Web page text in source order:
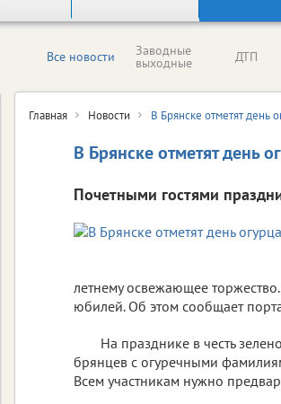
Все новости Заводные
выходные ДТП
Главная Новости В Брянске отметят день
В Брянске отметят день
Почетными гостями
летнему освежающее
юбилей. Об этом сообщает
На празднике в честь
брянцев с огуречными
Всем участникам нужно